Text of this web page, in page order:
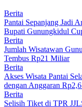
Berita
Pantai Sepanjang Jadi
Bupati Gunungkidul
Berita
Jumlah Wisatawan
Tembus Rp21 Miliar
Berita
Akses Wisata Pantai
dengan Anggaran
Berita
Selisih Tiket di TPR